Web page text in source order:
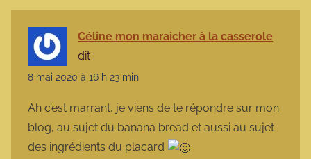
Céline mon maraicher à la casserole
dit :
8 mai 2020 à 16 h 23 min
Ah c’est marrant, je viens de te répondre sur mon
blog, au sujet du banana bread et aussi au sujet
des ingrédients du placard